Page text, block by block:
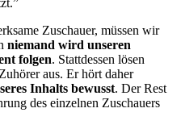
Zuschauer, müssen wir
niemand wird unseren
folgen. Stattdessen lösen
aus. Er hört daher
Inhalts bewusst. Der Rest
des einzelnen Zuschauers